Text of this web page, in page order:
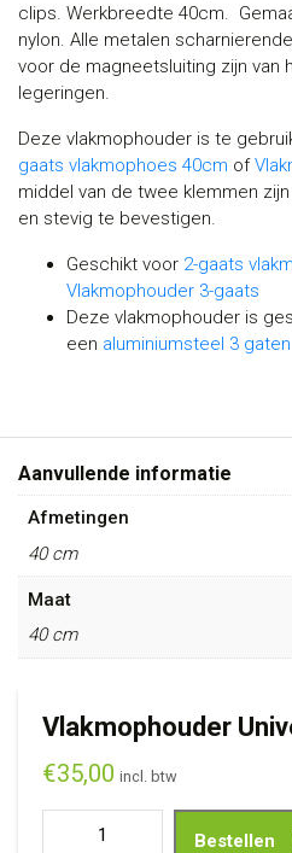
clips. Werkbreedte 40cm.
nylon. Alle metalen
voor de magneetsluiting zijn van
legeringen.
Deze vlakmophouder is te
gaats vlakmophoes 40cm of
middel van de twee klemmen
en stevig te bevestigen.
Geschikt voor 2-gaats
Vlakmophouder 3-gaats
Deze vlakmophouder is
een aluminiumsteel 3 gaten
Aanvullende informatie
Afmetingen
40 cm
Maat
40 cm
Vlakmophouder
€35,00 incl. btw
Bestellen